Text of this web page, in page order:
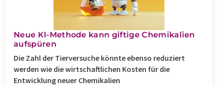
Neue KI-Methode kann giftige Chemikalien
aufspüren
Die Zahl der Tierversuche könnte ebenso reduziert
werden wie die wirtschaftlichen Kosten für die
Entwicklung neuer Chemikalien